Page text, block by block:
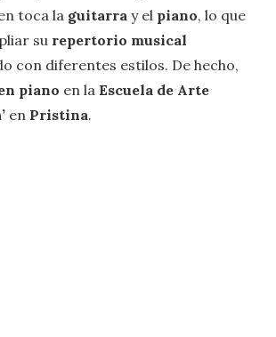
toca la guitarra y el piano, lo que
su repertorio musical
con diferentes estilos. De hecho,
piano en la Escuela de Arte
en Pristina.